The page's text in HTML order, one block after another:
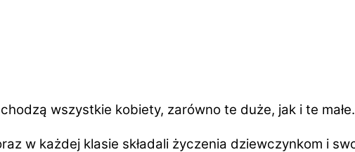
wszystkie kobiety, zarówno te duże, jak i te małe.
każdej klasie składali życzenia dziewczynkom i